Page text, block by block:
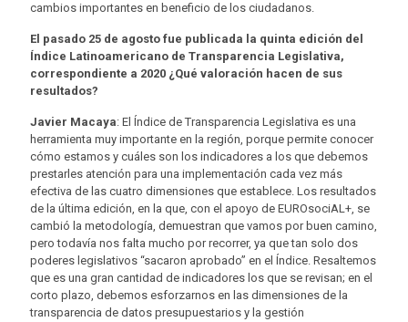
cambios importantes en beneficio de los ciudadanos.
El pasado 25 de agosto fue publicada la quinta edición del
Índice Latinoamericano de Transparencia Legislativa,
correspondiente a 2020 ¿Qué valoración hacen de sus
resultados?
Javier Macaya: El Índice de Transparencia Legislativa es una
herramienta muy importante en la región, porque permite conocer
cómo estamos y cuáles son los indicadores a los que debemos
prestarles atención para una implementación cada vez más
efectiva de las cuatro dimensiones que establece. Los resultados
de la última edición, en la que, con el apoyo de EUROsociAL+, se
cambió la metodología, demuestran que vamos por buen camino,
pero todavía nos falta mucho por recorrer, ya que tan solo dos
poderes legislativos “sacaron aprobado” en el Índice. Resaltemos
que es una gran cantidad de indicadores los que se revisan; en el
corto plazo, debemos esforzarnos en las dimensiones de la
transparencia de datos presupuestarios y la gestión